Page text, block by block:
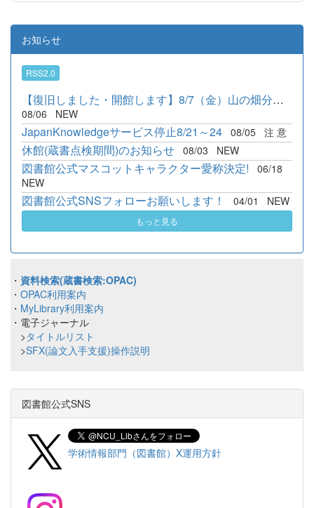
お知らせ
RSS2.0
【復旧しました・開館します】8/7（金）山の畑分館臨時休館のお知...
08/06 NEW
JapanKnowledgeサービス停止8/21～24 08/05 注 意
休館(蔵書点検期間)のお知らせ 08/03 NEW
図書館公式マスコットキャラクター愛称決定!
06/18
NEW
図書館公式SNSフォローお願いします！ 04/01 NEW
もっと見る
・ 資料検索(蔵書検索:OPAC)
・ OPAC利用案内
・ MyLibrary利用案内
・電子ジャーナル
>タイトルリスト
>SFX(論文入手支援)操作説明
図書館公式SNS
学術情報部門（図書館）X運用方針